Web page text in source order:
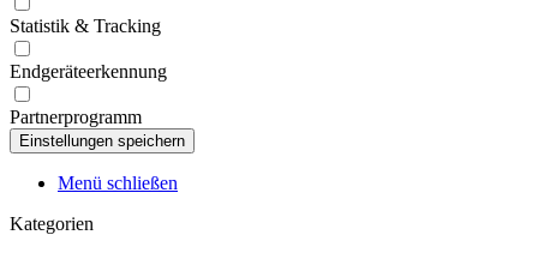
Statistik & Tracking
Endgeräteerkennung
Partnerprogramm
Menü schließen
Kategorien